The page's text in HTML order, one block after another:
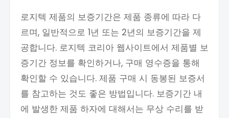
로지텍 제품의 보증기간은 제품 종류에 따라 다
르며, 일반적으로 1년 또는 2년의 보증기간을 제
공합니다. 로지텍 코리아 웹사이트에서 제품별 보
증기간 정보를 확인하거나, 구매 영수증을 통해
확인할 수 있습니다. 제품 구매 시 동봉된 보증서
를 참고하는 것도 좋은 방법입니다. 보증기간 내
에 발생한 제품 하자에 대해서는 무상 수리를 받